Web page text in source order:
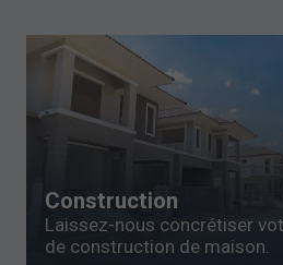
Construction
Laissez-nous concrétiser
de construction de maison.